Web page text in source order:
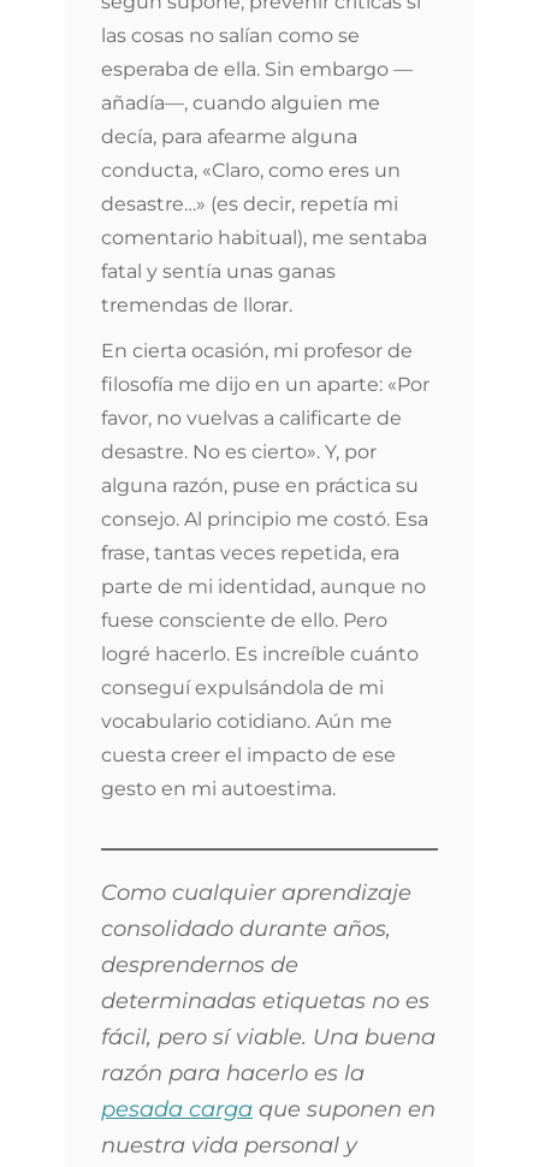
las cosas no salían como se
esperaba de ella. Sin embargo —
añadía—, cuando alguien me
decía, para afearme alguna
conducta, «Claro, como eres un
desastre…» (es decir, repetía mi
comentario habitual), me sentaba
fatal y sentía unas ganas
tremendas de llorar.
En cierta ocasión, mi profesor de
filosofía me dijo en un aparte: «Por
favor, no vuelvas a calificarte de
desastre. No es cierto». Y, por
alguna razón, puse en práctica su
consejo. Al principio me costó. Esa
frase, tantas veces repetida, era
parte de mi identidad, aunque no
fuese consciente de ello. Pero
logré hacerlo. Es increíble cuánto
conseguí expulsándola de mi
vocabulario cotidiano. Aún me
cuesta creer el impacto de ese
gesto en mi autoestima.
Como cualquier aprendizaje
consolidado durante años,
desprendernos de
determinadas etiquetas no es
fácil, pero sí viable. Una buena
razón para hacerlo es la
pesada carga que suponen en
nuestra vida personal y